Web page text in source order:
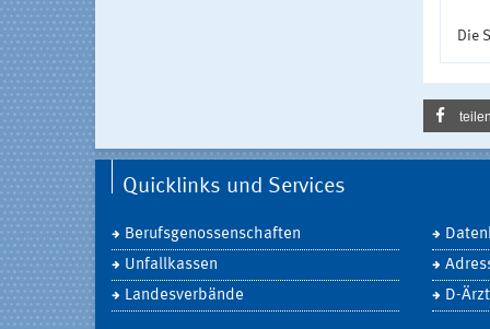
Die
Quicklinks und Services
Berufsgenossenschaften
Unfallkassen
Landesverbände
D-